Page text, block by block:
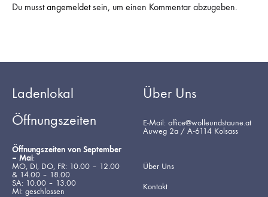
Du musstangemeldetsein, um einen Kommentar abzugeben.
Ladenlokal
Öffnungszeiten
Öffnungszeiten von September
– Mai:
MO, DI, DO, FR: 10.00 – 12.00
& 14.00 – 18.00
SA: 10.00 – 13.00
MI: geschlossen
Über Uns
E-Mail: office@wolleundstaune.at
Auweg 2a / A-6114 Kolsass
Über Uns
Kontakt